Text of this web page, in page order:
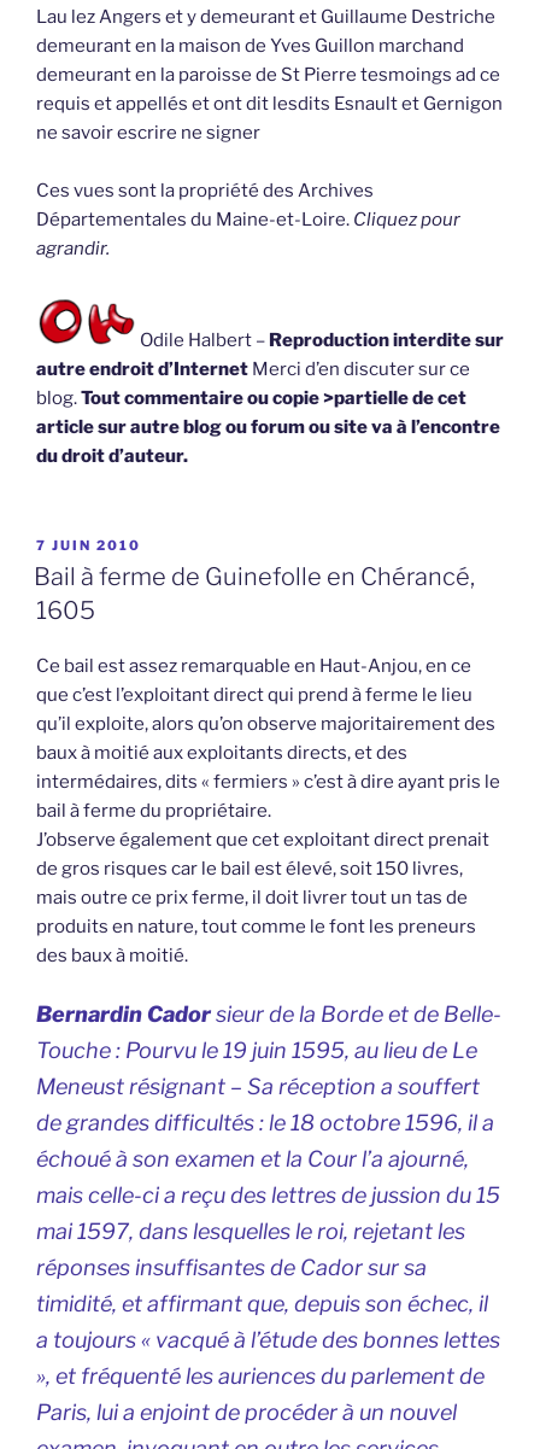
Lau lez Angers et y demeurant et Guillaume Destriche
demeurant en la maison de Yves Guillon marchand
demeurant en la paroisse de St Pierre tesmoings ad ce
requis et appellés et ont dit lesdits Esnault et Gernigon
ne savoir escrire ne signer
Ces vues sont la propriété des Archives
Départementales du Maine-et-Loire. Cliquez pour
agrandir.
Odile Halbert – Reproduction interdite sur
autre endroit d’Internet Merci d’en discuter sur ce
blog.Tout commentaire ou copie >partielle de cet
article sur autre blog ou forum ou site va à l’encontre
du droit d’auteur.
PUBLIÉ
LE
7 JUIN 2010
Bail à ferme de Guinefolle en Chérancé,
1605
Ce bail est assez remarquable en Haut-Anjou, en ce
que c’est l’exploitant direct qui prend à ferme le lieu
qu’il exploite, alors qu’on observe majoritairement des
baux à moitié aux exploitants directs, et des
intermédaires, dits « fermiers » c’est à dire ayant pris le
bail à ferme du propriétaire.
J’observe également que cet exploitant direct prenait
de gros risques car le bail est élevé, soit 150 livres,
mais outre ce prix ferme, il doit livrer tout un tas de
produits en nature, tout comme le font les preneurs
des baux à moitié.
Bernardin Cadorsieur de la Borde et de Belle-
Touche : Pourvu le 19 juin 1595, au lieu de Le
Meneust résignant – Sa réception a souffert
de grandes difficultés : le 18 octobre 1596, il a
échoué à son examen et la Cour l’a ajourné,
mais celle-ci a reçu des lettres de jussion du 15
mai 1597, dans lesquelles le roi, rejetant les
réponses insuffisantes de Cador sur sa
timidité, et affirmant que, depuis son échec, il
a toujours « vacqué à l’étude des bonnes lettes
», et fréquenté les auriences du parlement de
Paris, lui a enjoint de procéder à un nouvel